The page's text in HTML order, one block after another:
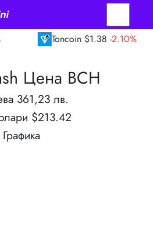
Toncoin $1.38 -2.10%
Цена BCH
361,23 лв.
$213.42